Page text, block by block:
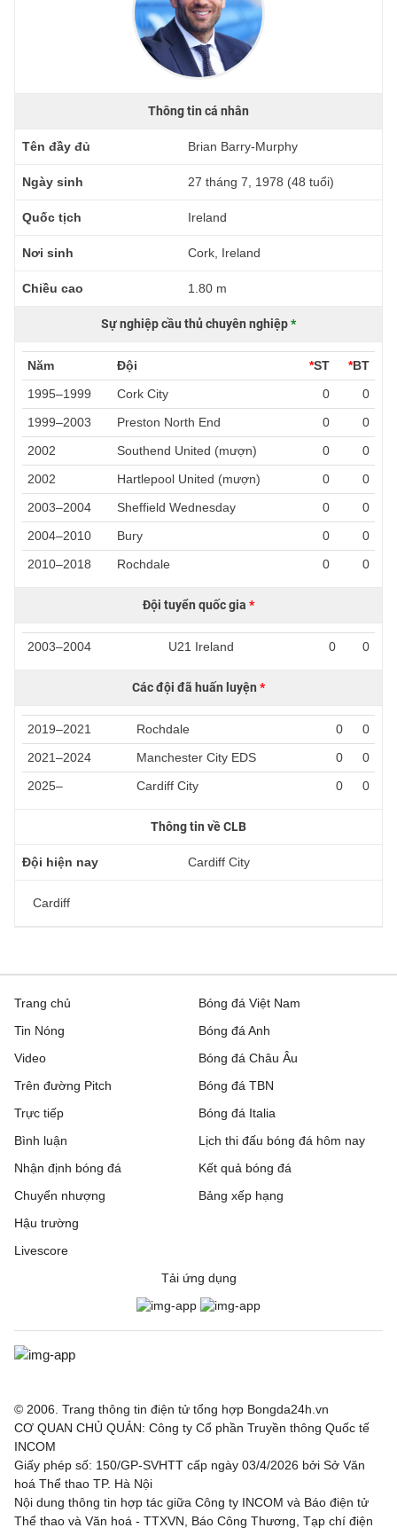
Thông tin cá nhân
Tên đầy đủ Brian Barry-Murphy
Ngày sinh 27 tháng 7, 1978 (48 tuổi)
Quốc tịch Ireland
Nơi sinh Cork, Ireland
Chiều cao 1.80 m
Sự nghiệp cầu thủ chuyên nghiệp*
Năm Đội *ST *BT
1995–1999
Cork City 0
0
1999–2003
Preston North End 0
0
2002
Southend United (mượn) 0
0
2002
Hartlepool United (mượn) 0
0
2003–2004
Sheffield Wednesday 0
0
2004–2010
Bury 0
0
2010–2018
Rochdale 0 0
Đội tuyển quốc gia *
2003–2004 U21 Ireland 0 0
Các đội đã huấn luyện *
2019–2021 Rochdale 0
0
2021–2024
Manchester City EDS 0
0
2025–
Cardiff City 0 0
Thông tin về CLB
Đội hiện nay Cardiff City
Cardiff
Trang chủ
Tin Nóng
Video
Trên đường Pitch
Trực tiếp
Bóng đá Việt Nam
Bóng đá Anh
Bóng đá Châu Âu
Bóng đá TBN
Bóng đá Italia
Bình luận
Nhận định bóng đá
Chuyển nhượng
Hậu trường
Livescore
Lịch thi đấu bóng đá hôm nay
Kết quả bóng đá
Bảng xếp hạng
Tải ứng dụng
© 2006. Trang thông tin điện tử tổng hợp Bongda24h.vn
CƠ QUAN CHỦ QUẢN: Công ty Cổ phần Truyền thông Quốc tế
INCOM
Giấy phép số: 150/GP-SVHTT cấp ngày 03/4/2026 bởi Sở Văn
hoá Thể thao TP. Hà Nội
Nội dung thông tin hợp tác giữa Công ty INCOM và Báo điện tử
Thể thao và Văn hoá - TTXVN, Báo Công Thương, Tạp chí điện